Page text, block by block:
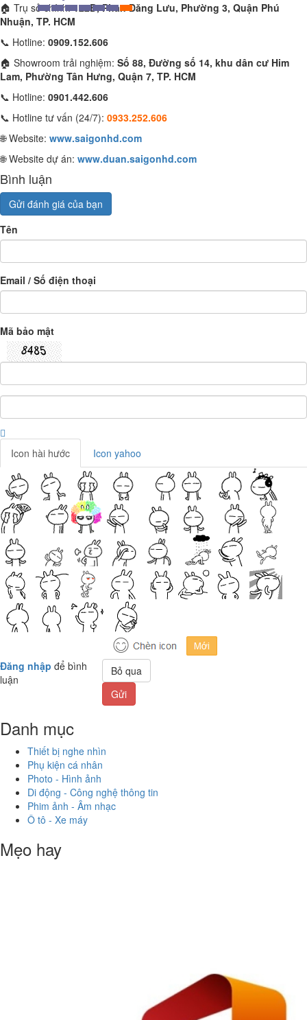
🏠 Trụ sở chính:122B, Phan Đăng Lưu, Phường 3, Quận Phú
Nhuận, TP. HCM
📞 Hotline: 0909.152.606
🏠 Showroom trải nghiệm: Số 88, Đường số 14, khu dân cư Him
Lam, Phường Tân Hưng, Quận 7, TP. HCM
📞 Hotline: 0901.442.606
📞 Hotline tư vấn (24/7): 0933.252.606
🌐 Website: www.saigonhd.com
🌐 Website dự án: www.duan.saigonhd.com
Bình luận
Gửi đánh giá của bạn
Tên
Email / Số điện thoại
Mã bảo mật
Icon hài hước Icon yahoo
Đăng nhập để bình
luận
Bỏ qua
Gửi
Danh mục
Thiết bị nghe nhìn
Phụ kiện cá nhân
Photo - Hình ảnh
Di động - Công nghệ thông tin
Phim ảnh - Âm nhạc
Ô tô - Xe máy
Mẹo hay